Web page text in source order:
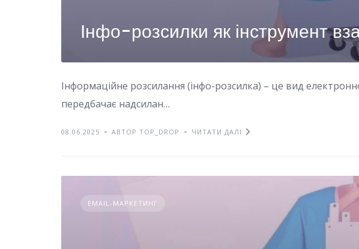
Інфо-розсилки як інструмент
Інформаційне розсилання (інфо-розсилка) – це вид
передбачає надсилан…
08.06.2025 АВТОР TOP_DROP ЧИТАТИ ДАЛІ
EMAIL-МАРКЕТИНГ